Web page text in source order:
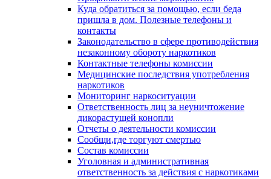
Куда обратиться за помощью, если беда
пришла в дом. Полезные телефоны и
контакты
Законодательство в сфере противодействия
незаконному обороту наркотиков
Контактные телефоны комиссии
Медицинские последствия употребления
наркотиков
Мониторинг наркоситуации
Ответственность лиц за неуничтожение
дикорастущей конопли
Отчеты о деятельности комиссии
Сообщи,где торгуют смертью
Состав комиссии
Уголовная и административная
ответственность за действия с наркотиками